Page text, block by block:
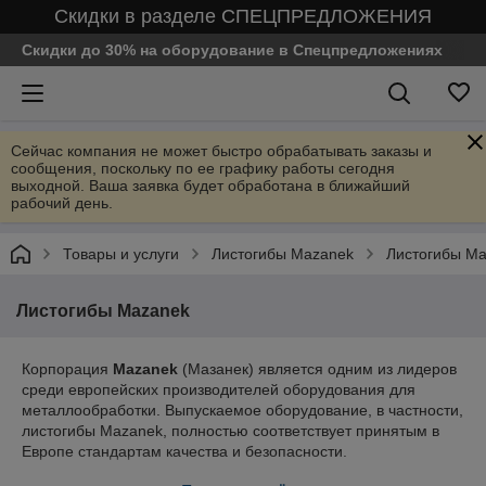
Скидки в разделе СПЕЦПРЕДЛОЖЕНИЯ
Скидки до 30% на оборудование в Спецпредложениях
Сейчас компания не может быстро обрабатывать заказы и
сообщения, поскольку по ее графику работы сегодня
выходной. Ваша заявка будет обработана в ближайший
рабочий день.
Товары и услуги Листогибы Mazanek Листогибы
Листогибы Mazanek
Корпорация Mazanek (Мазанек) является одним из лидеров
среди европейских производителей оборудования для
металлообработки. Выпускаемое оборудование, в частности,
листогибы Mazanek, полностью соответствует принятым в
Европе стандартам качества и безопасности.
На российском рынке станков для обработки листового